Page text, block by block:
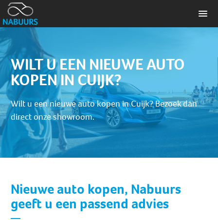
WILT U EEN NIEUWE AUTO
KOPEN IN CUIJK?
Wilt u een nieuwe auto kopen in Cuijk? Bezoek dan
direct onze showroom.
Nieuwe auto kopen, Nabuurs
geeft u een passend advies